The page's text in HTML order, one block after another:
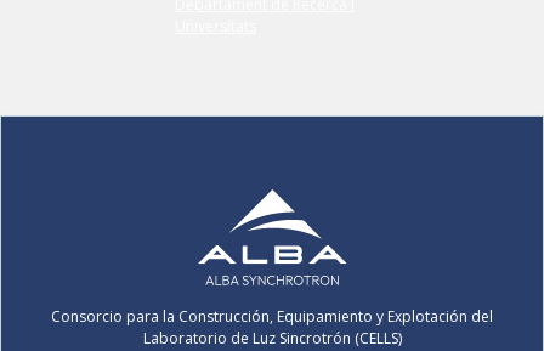
Consorcio para la Construcción, Equipamiento y Explotación del
Laboratorio de Luz Sincrotrón (CELLS)